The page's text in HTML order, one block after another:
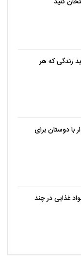
زندگی که هر
با دوستان برای
غذایی در چند